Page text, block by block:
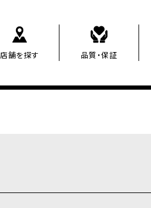
店舗を探す 品質・保証